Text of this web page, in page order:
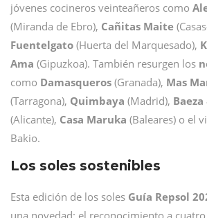
jóvenes cocineros veinteañeros como
(Miranda de Ebro), Cañitas Maite
Fuentelgato (Huerta del Marquesado),
Ama (Gipuzkoa). También resurgen los
como Damasqueros (Granada), Mas
(Tarragona), Quimbaya (Madrid),
(Alicante), Casa Maruka (Baleares) o el
Bakio.
Los soles sostenibles
Esta edición de los soles Guía Repsol
una novedad: el reconocimiento a